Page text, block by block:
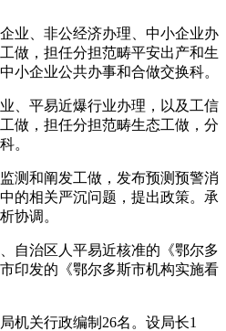
、非公经济办理、中小企业办
做，担任分担范畴平安出产和生
小企业公共办事和合做交换科。
平易近爆行业办理，以及工信
做，担任分担范畴生态工做，分
。
和阐发工做，发布预测预警消
的相关严沉问题，提出政策。承
协调。
治区人平易近核准的《鄂尔多
印发的《鄂尔多斯市机构实施看
关行政编制26名。设局长1